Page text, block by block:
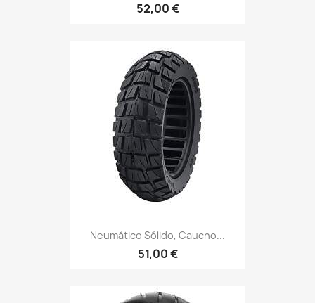
52,00 €
Neumático Sólido, Caucho...
51,00 €